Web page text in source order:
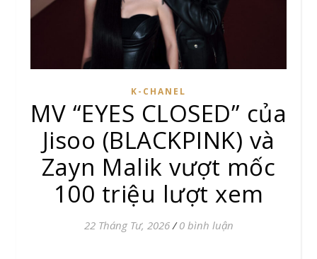
K-CHANEL
MV “EYES CLOSED” của
Jisoo (BLACKPINK) và
Zayn Malik vượt mốc
100 triệu lượt xem
22 Tháng Tư, 2026 / 0 bình luận